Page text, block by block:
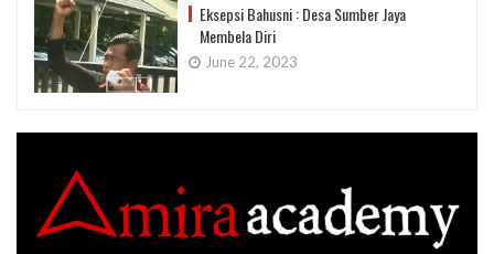
Eksepsi Bahusni : Desa Sumber Jaya
Membela Diri
June 22, 2023